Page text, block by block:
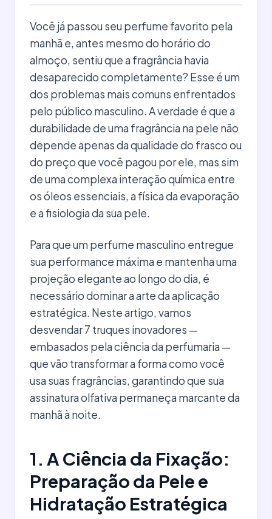
Você já passou seu perfume favorito pela
manhã e, antes mesmo do horário do
almoço, sentiu que a fragrância havia
desaparecido completamente? Esse é um
dos problemas mais comuns enfrentados
pelo público masculino. A verdade é que a
durabilidade de uma fragrância na pele não
depende apenas da qualidade do frasco ou
do preço que você pagou por ele, mas sim
de uma complexa interação química entre
os óleos essenciais, a física da evaporação
e a fisiologia da sua pele.
Para que um perfume masculino entregue
sua performance máxima e mantenha uma
projeção elegante ao longo do dia, é
necessário dominar a arte da aplicação
estratégica. Neste artigo, vamos
desvendar 7 truques inovadores —
embasados pela ciência da perfumaria —
que vão transformar a forma como você
usa suas fragrâncias, garantindo que sua
assinatura olfativa permaneça marcante da
manhã à noite.
1. A Ciência da Fixação:
Preparação da Pele e
Hidratação Estratégica